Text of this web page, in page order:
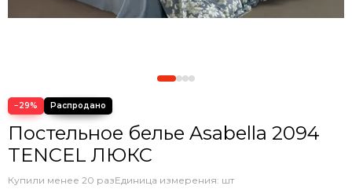
−29%
Постельное белье Asabella 2094
TENCEL ЛЮКС
Купили менее 20 разЕдиница измерения: шт